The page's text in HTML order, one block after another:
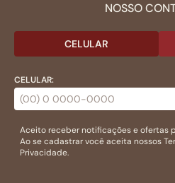
NOSSO
CELULAR
CELULAR:
Aceito receber notificações e ofertas
Ao se cadastrar você aceita nossos
Privacidade.